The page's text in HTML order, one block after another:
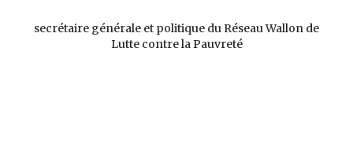
secrétaire générale et politique du Réseau Wallon de
Lutte contre la Pauvreté